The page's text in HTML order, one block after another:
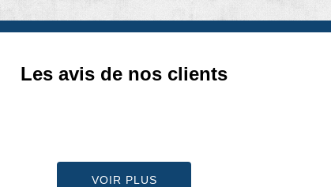
Les avis de nos clients
VOIR PLUS